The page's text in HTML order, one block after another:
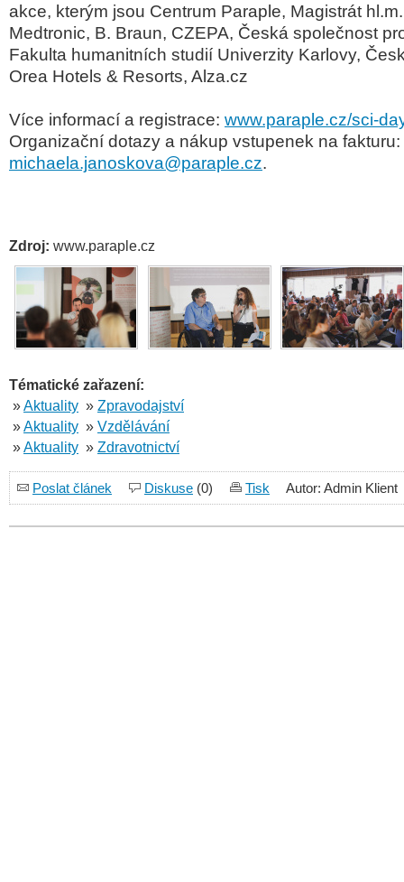
akce, kterým jsou Centrum Paraple, Magistrát
Medtronic, B. Braun, CZEPA, Česká společnost
Fakulta humanitních studií Univerzity Karlovy,
Orea Hotels & Resorts, Alza.cz
Více informací a registrace: www.paraple.cz/sci-
Organizační dotazy a nákup vstupenek na fakturu:
michaela.janoskova@paraple.cz.
Zdroj: www.paraple.cz
Tématické zařazení:
»Aktuality » Zpravodajství
»Aktuality » Vzdělávání
»Aktuality » Zdravotnictví
Poslat článek Diskuse (0) Tisk Autor: Admin Klient